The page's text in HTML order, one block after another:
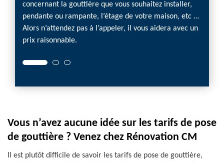
concernant la gouttière que vous souhaitez installer,
pendante ou rampante, l’étage de votre maison, etc …
Alors n’attendez pas à l’appeler, il vous aidera avec un
prix raisonnable.
Vous n’avez aucune idée sur les tarifs de pose
de gouttière ? Venez chez Rénovation CM
Il est plutôt difficile de savoir les tarifs de pose de gouttière,